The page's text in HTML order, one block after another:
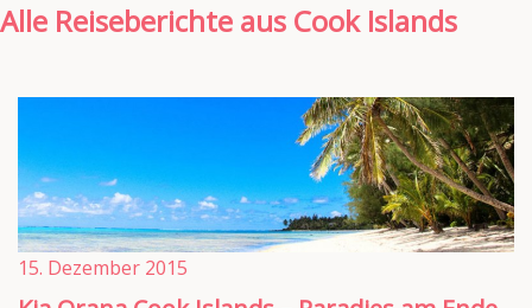
Alle Reiseberichte aus Cook Islands
15. Dezember 2015